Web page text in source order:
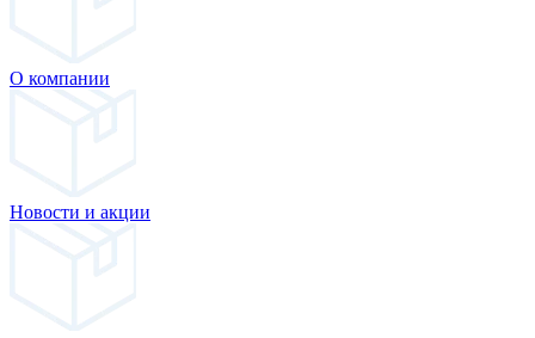
О компании
Новости и акции